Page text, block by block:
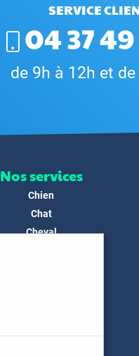
SERVICE
04 37
de 9h à 12h et
Nos services
Chien
Chat
Cheval